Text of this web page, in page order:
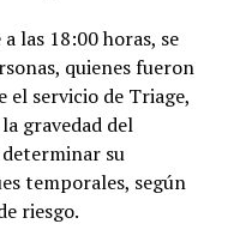
las 18:00 horas, se
quienes fueron
el servicio de Triage,
gravedad del
su
temporales, según
riesgo.